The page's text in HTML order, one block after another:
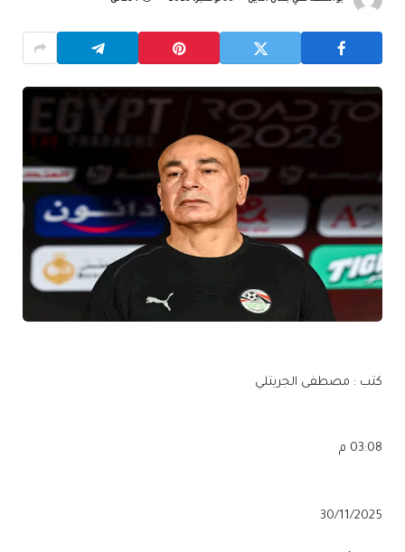
كتب : مصطفى الجريتلي
03:08 م
30/11/2025